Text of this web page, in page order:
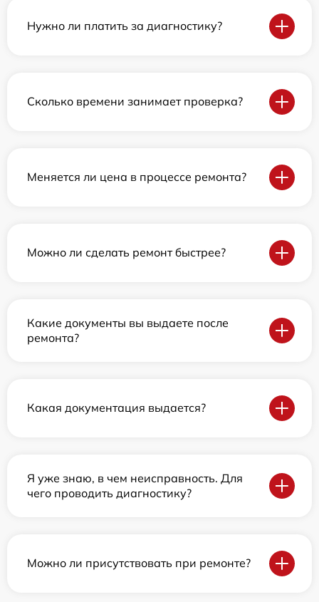
Нужно ли платить за диагностику?
Сколько времени занимает проверка?
Меняется ли цена в процессе ремонта?
Можно ли сделать ремонт быстрее?
Какие документы вы выдаете после
ремонта?
Какая документация выдается?
Я уже знаю, в чем неисправность. Для
чего проводить диагностику?
Можно ли присутствовать при ремонте?